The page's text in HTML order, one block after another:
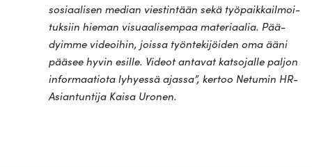
sosi­aa­lisen median vies­tintään sekä työ­paik­kail­moi­
tuksiin hieman visu­aa­li­sempaa mate­ri­aalia. Pää­
dyimme videoihin, joissa työn­te­ki­jöiden oma ääni
pääsee hyvin esille. Videot antavat kat­so­jalle paljon
infor­maa­tiota lyhyessä ajassa”, kertoo Netumin HR-
Asian­tuntija Kaisa Uronen.